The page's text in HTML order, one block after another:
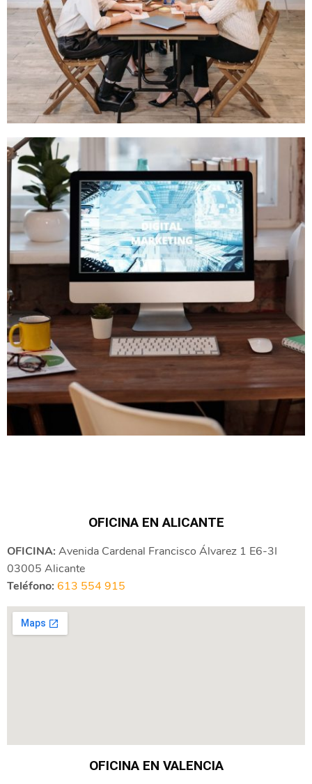
OFICINA EN ALICANTE
OFICINA: Avenida Cardenal Francisco Álvarez 1 E6-3I
03005 Alicante
Teléfono: 613 554 915
OFICINA EN VALENCIA